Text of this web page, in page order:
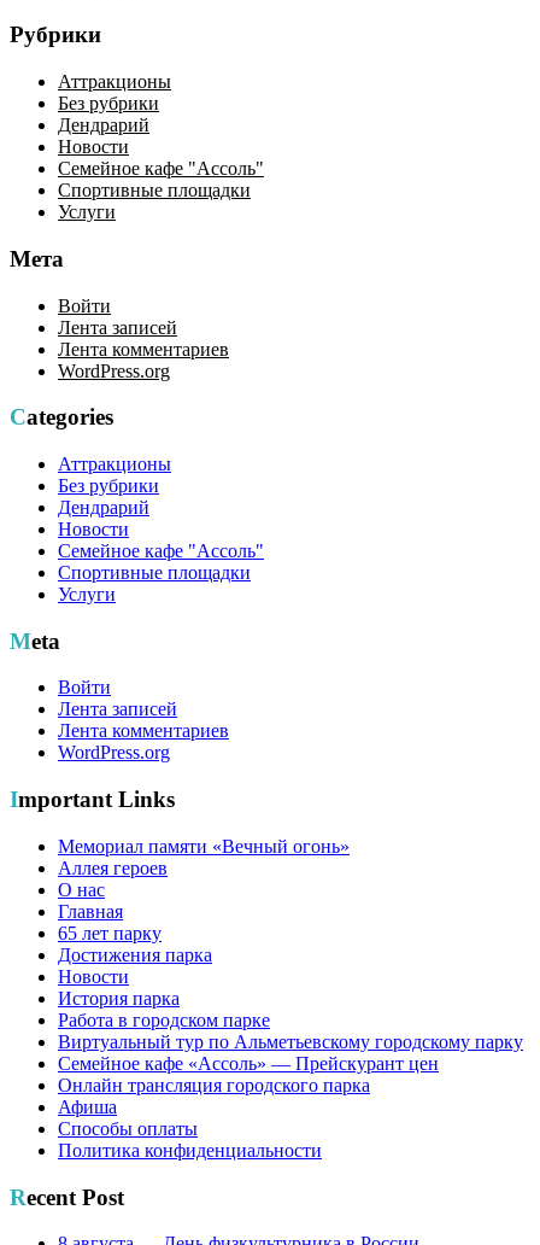
Рубрики
Аттракционы
Без рубрики
Дендрарий
Новости
Семейное кафе "Ассоль"
Спортивные площадки
Услуги
Мета
Войти
Лента записей
Лента комментариев
WordPress.org
Categories
Аттракционы
Без рубрики
Дендрарий
Новости
Семейное кафе "Ассоль"
Спортивные площадки
Услуги
Meta
Войти
Лента записей
Лента комментариев
WordPress.org
Important Links
Мемориал памяти «Вечный огонь»
Аллея героев
О нас
Главная
65 лет парку
Достижения парка
Новости
История парка
Работа в городском парке
Виртуальный тур по Альметьевскому городскому парку
Семейное кафе «Ассоль» — Прейскурант цен
Онлайн трансляция городского парка
Афиша
Способы оплаты
Политика конфиденциальности
Recent Post